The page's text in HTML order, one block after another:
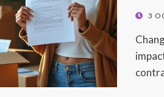
3